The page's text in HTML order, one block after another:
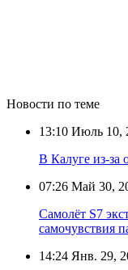
Новости по теме
13:10 Июль 10,
В Калуге из-за
07:26 Май 30,
Самолёт S7
самочувствия
14:24 Янв. 29,